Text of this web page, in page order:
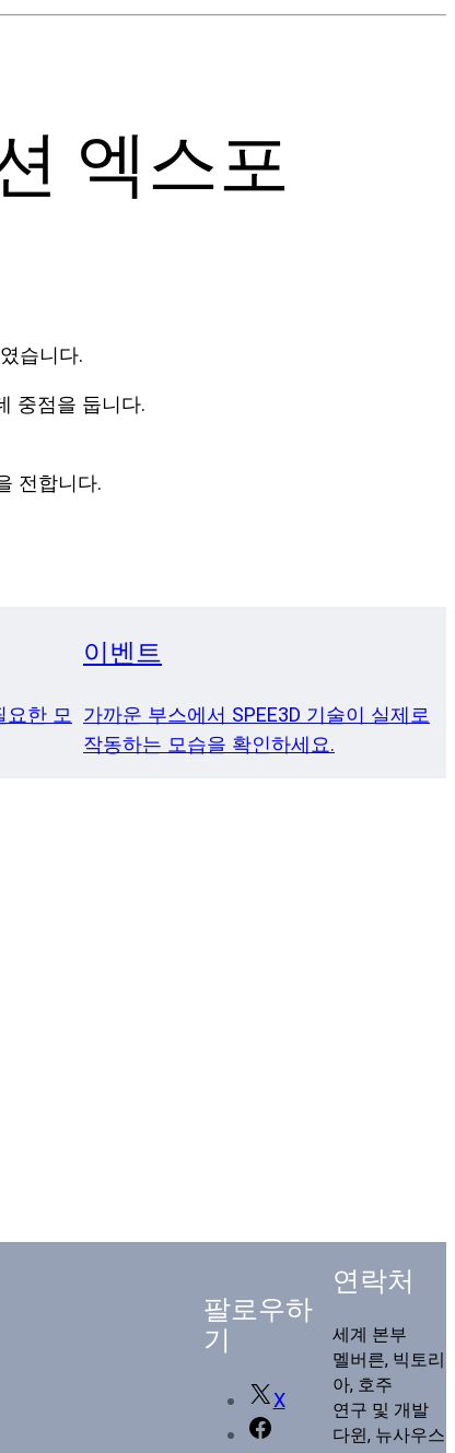
엑스포
습니다.
중점을 둡니다.
전합니다.
요한 모
이벤트
가까운 부스에서 SPEE3D 기술이 실제로
작동하는 모습을 확인하세요.
팔로우하
기
X
연락처
세계 본부
멜버른, 빅토리
아, 호주
연구 및 개발
다윈, 뉴사우스